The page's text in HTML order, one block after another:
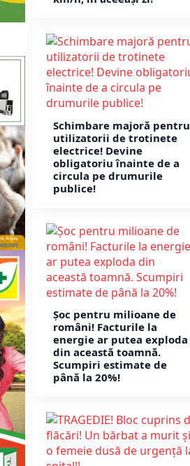
Schimbare majoră pentru
utilizatorii de trotinete
electrice! Devine
obligatoriu înainte de a
circula pe drumurile
publice!
Șoc pentru milioane de
români! Facturile la
energie ar putea exploda
din această toamnă.
Scumpiri estimate de
până la 20%!